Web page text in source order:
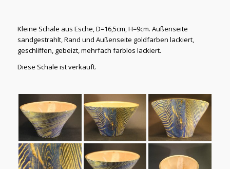
Kleine Schale aus Esche, D=16,5cm, H=9cm. Außenseite
sandgestrahlt, Rand und Außenseite goldfarben lackiert,
geschliffen, gebeizt, mehrfach farblos lackiert.
Diese Schale ist verkauft.